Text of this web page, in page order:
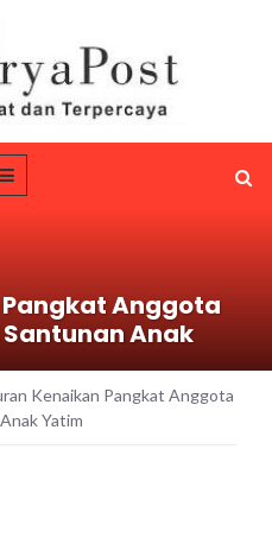
Anggota
Anak
Kenaikan Pangkat Anggota
Yatim